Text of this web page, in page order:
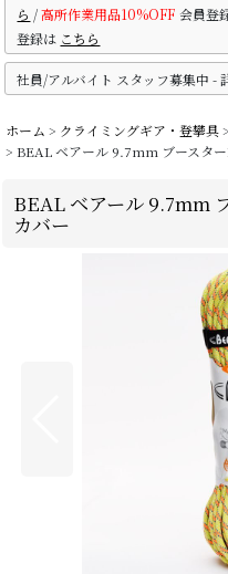
ら /高所作業用品10%OFF 会員登
登録は こちら
社員/アルバイト スタッフ募集中 -
ホーム > クライミングギア・登攀具>
> BEAL ベアール 9.7mm ブースタ
BEAL ベアール 9.7mm
カバー